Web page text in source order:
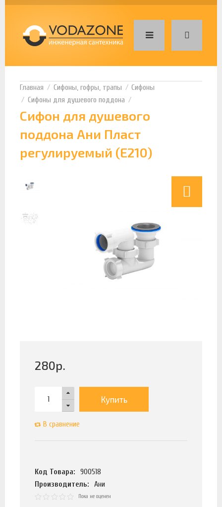
Сифоны, гофры, трапы
Сифоны
Сифоны для душевого поддона
Сифон для душевого
поддона Ани Пласт
регулируемый (Е210)
280р.
Купить
В сравнение
Код Товара:
900518
Производитель:
Ани
Пока не оценен